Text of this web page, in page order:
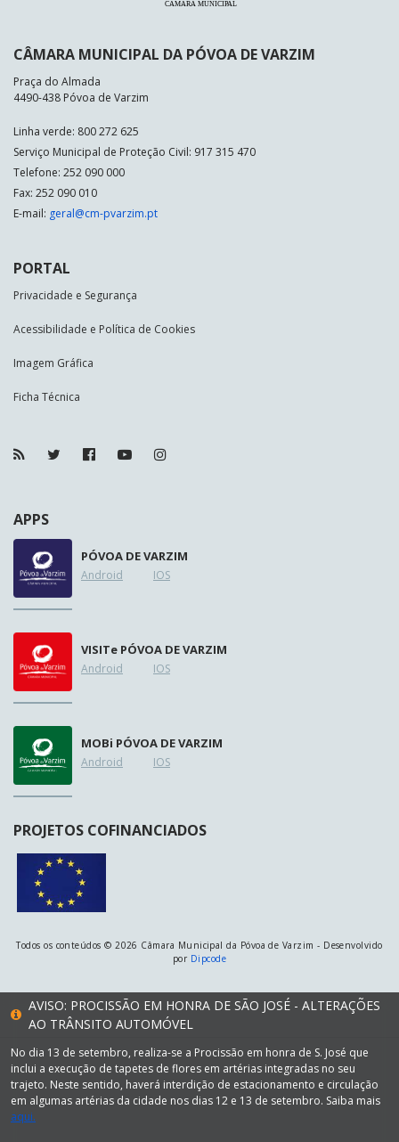
CÂMARA MUNICIPAL DA PÓVOA DE VARZIM
Praça do Almada
4490-438 Póvoa de Varzim
Linha verde: 800 272 625
Serviço Municipal de Proteção Civil: 917 315 470
Telefone: 252 090 000
Fax: 252 090 010
E-mail: geral@cm-pvarzim.pt
PORTAL
Privacidade e Segurança
Acessibilidade e Política de Cookies
Imagem Gráfica
Ficha Técnica
APPS
PÓVOA DE VARZIM
Android IOS
VISITe PÓVOA DE VARZIM
Android IOS
MOBi PÓVOA DE VARZIM
Android IOS
PROJETOS COFINANCIADOS
Todos os conteúdos © 2026 Câmara Municipal da Póvoa de Varzim - Desenvolvido
por Dipcode
AVISO: PROCISSÃO EM HONRA DE SÃO JOSÉ - ALTERAÇÕES
AO TRÂNSITO AUTOMÓVEL
No dia 13 de setembro, realiza-se a Procissão em honra de S. José que
inclui a execução de tapetes de flores em artérias integradas no seu
trajeto. Neste sentido, haverá interdição de estacionamento e circulação
em algumas artérias da cidade nos dias 12 e 13 de setembro. Saiba mais
aqui.